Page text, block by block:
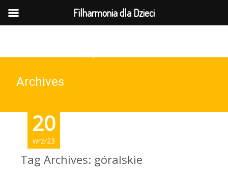
Archives
Tag Archives: góralskie
20
wrz/23
Filharmonia dla Dzieci